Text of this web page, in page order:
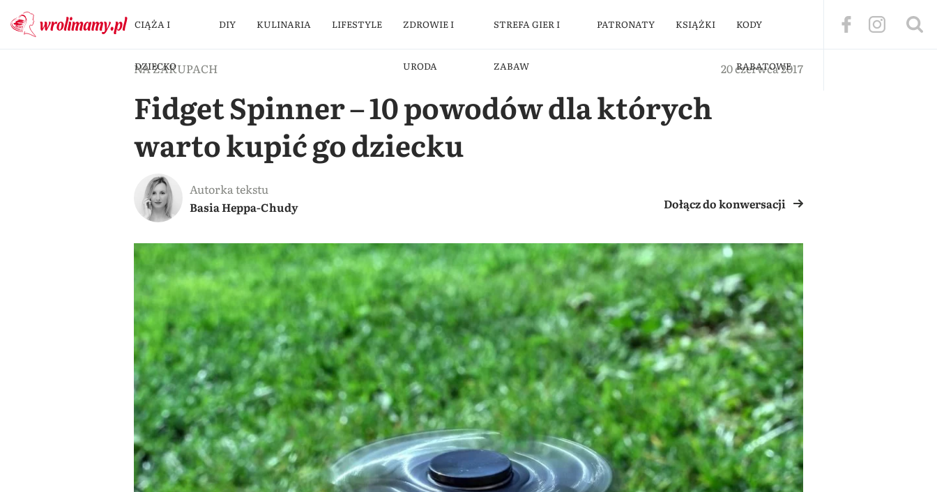
CIĄŻA I
DZIECKO
DIY KULINARIA LIFESTYLE ZDROWIE I
URODA
STREFA GIER I
ZABAW
PATRONATY KSIĄŻKI KODY
RABATOWE
NA ZAKUPACH 20 czerwca 2017
Fidget Spinner – 10 powodów dla których
warto kupić go dziecku
Autorka tekstu
Basia Heppa-Chudy
Dołącz do konwersacji